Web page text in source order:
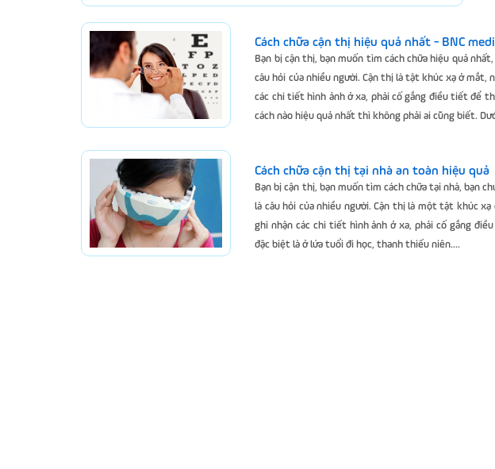
Cách chữa cận thị hiệu quả nhất - BNC
Bạn bị cận thị, bạn muốn tìm cách chữa hiệu quả
câu hỏi của nhiều người. Cận thị là tật khúc xạ ở mắt,
các chi tiết hình ảnh ở xa, phải cố gắng điều tiết để
cách nào hiệu quả nhất thì không phải ai cũng biết.
Cách chữa cận thị tại nhà an toàn hiệu quả
Bạn bị cận thị, bạn muốn tìm cách chữa tại nhà, bạn
là câu hỏi của nhiều người. Cận thị là một tật khúc
ghi nhận các chi tiết hình ảnh ở xa, phải cố gắng
đặc biệt là ở lứa tuổi đi học, thanh thiếu niên....